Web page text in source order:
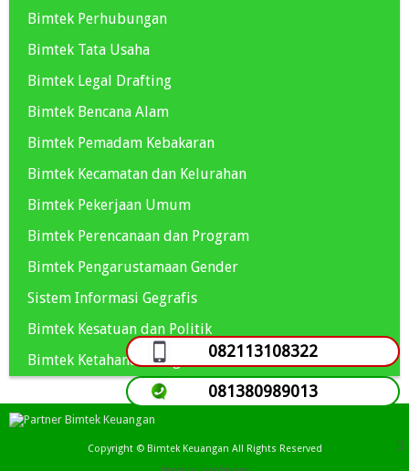
Bimtek Perhubungan
Bimtek Tata Usaha
Bimtek Legal Drafting
Bimtek Bencana Alam
Bimtek Pemadam Kebakaran
Bimtek Kecamatan dan Kelurahan
Bimtek Pekerjaan Umum
Bimtek Perencanaan dan Program
Bimtek Pengarustamaan Gender
Sistem Informasi Gegrafis
Bimtek Kesatuan dan Politik
Bimtek Ketahanan Pangan
082113108322
081380989013
Copyright © Bimtek Keuangan All Rights Reserved